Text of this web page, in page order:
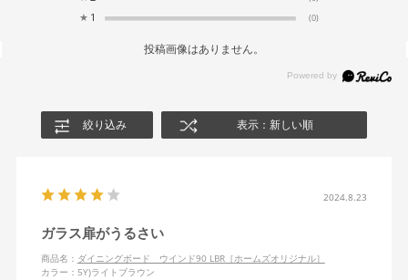
★ 1 (0)
投稿画像はありません。
絞り込み 表示：新しい順
2024.8.23
ガラス扉がうるさい
商品名： ダイニングボード ウインド90 LBR［ホームズオリジナル］
カラー：5Y)ライトブラウン